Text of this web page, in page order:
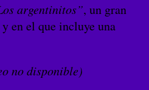
argentinitos”, un gran
en el que incluye una
no disponible)